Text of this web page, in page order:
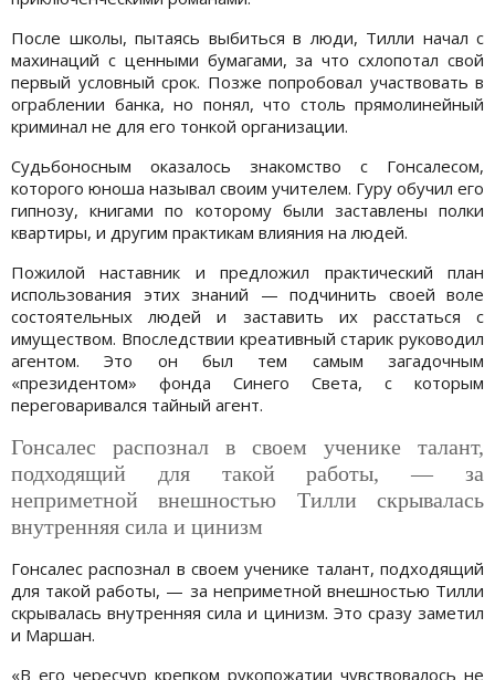
После школы, пытаясь выбиться в люди, Тилли начал с
махинаций с ценными бумагами, за что схлопотал свой
первый условный срок. Позже попробовал участвовать в
ограблении банка, но понял, что столь прямолинейный
криминал не для его тонкой организации.
Судьбоносным оказалось знакомство с Гонсалесом,
которого юноша называл своим учителем. Гуру обучил его
гипнозу, книгами по которому были заставлены полки
квартиры, и другим практикам влияния на людей.
Пожилой наставник и предложил практический план
использования этих знаний — подчинить своей воле
состоятельных людей и заставить их расстаться с
имуществом. Впоследствии креативный старик руководил
агентом. Это он был тем самым загадочным
«президентом» фонда Синего Света, с которым
переговаривался тайный агент.
Гонсалес распознал в своем ученике талант,
подходящий для такой работы, — за
неприметной внешностью Тилли скрывалась
внутренняя сила и цинизм
Гонсалес распознал в своем ученике талант, подходящий
для такой работы, — за неприметной внешностью Тилли
скрывалась внутренняя сила и цинизм. Это сразу заметил
и Маршан.
«В его чересчур крепком рукопожатии чувствовалось не